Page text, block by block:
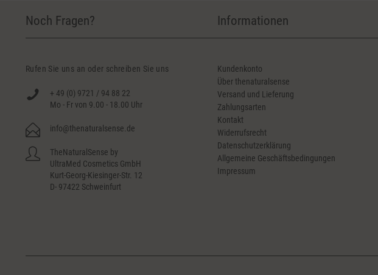
Noch Fragen?
Rufen Sie uns an oder schreiben Sie uns
+ 49 (0) 9721 / 94 88 22
Mo - Fr von 9.00 - 18.00 Uhr
info@thenaturalsense.de
TheNaturalSense by
UltraMed Cosmetics GmbH
Kurt-Georg-Kiesinger-Str. 12
D- 97422 Schweinfurt
Informationen
Kundenkonto
Über thenaturalsense
Versand und Lieferung
Zahlungsarten
Kontakt
Widerrufsrecht
Datenschutzerklärung
Allgemeine Geschäftsbedingungen
Impressum